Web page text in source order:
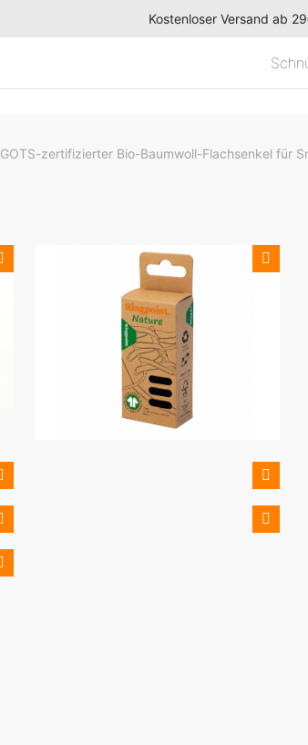
Kostenloser Versand ab
GOTS-zertifizierter Bio-Baumwoll-Flachsenkel für